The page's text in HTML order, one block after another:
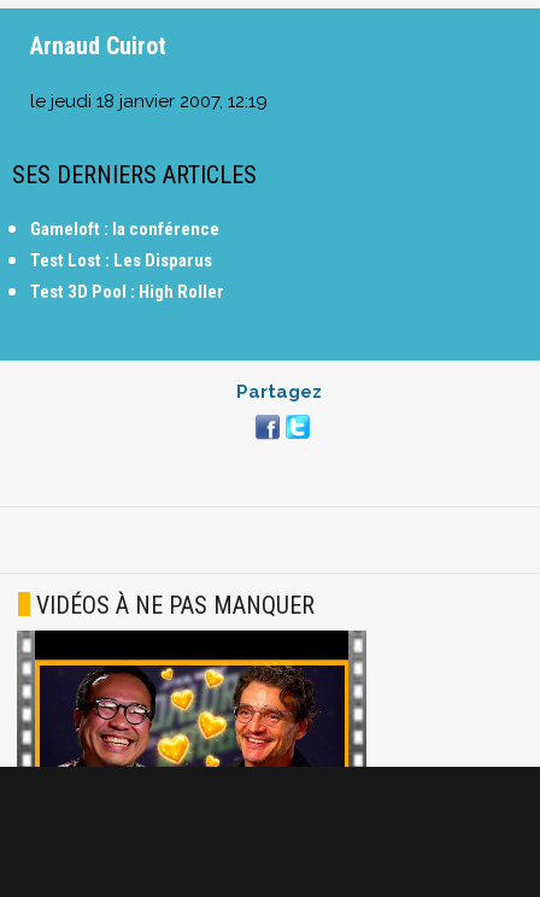
Arnaud Cuirot
le jeudi 18 janvier 2007, 12:19
SES DERNIERS ARTICLES
Gameloft : la conférence
Test Lost : Les Disparus
Test 3D Pool : High Roller
Partagez
VIDÉOS À NE PAS MANQUER